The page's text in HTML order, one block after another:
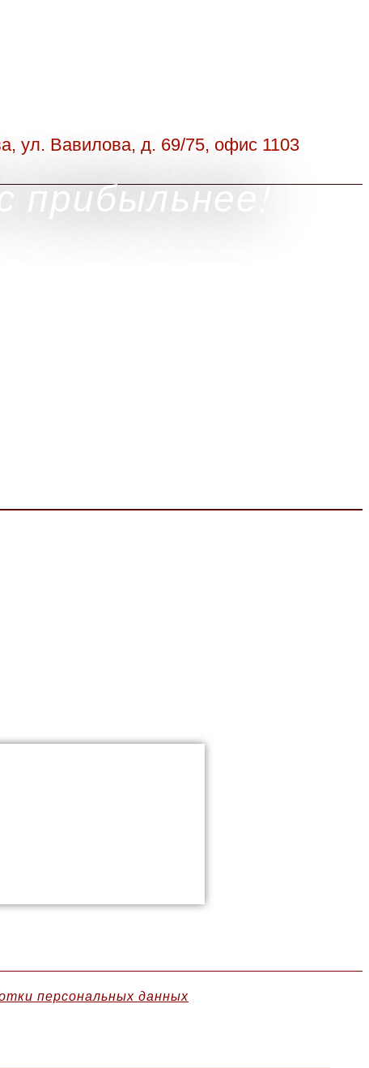
ул. Вавилова, д. 69/75, офис 1103
прибыльнее!
персональных данных